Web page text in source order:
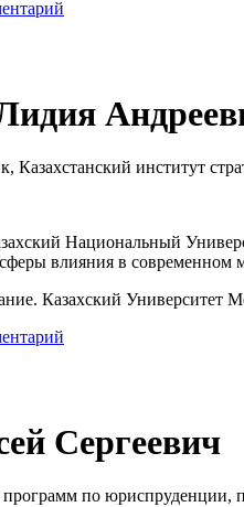
Казахстанский институт
Национальный
влияния в современном
Казахский
Сергеевич
программ по